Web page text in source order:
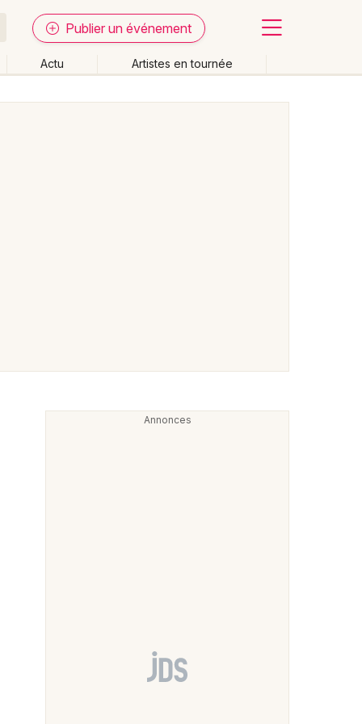
Publier un événement
Actu Artistes en tournée